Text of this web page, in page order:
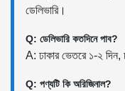
ডেলিভারি।
Q: ডেলিভারি কতদিনে পাব?
A: ঢাকার ভেতরে ১-২ দিন,
Q: পণ্যটি কি অরিজিনাল?